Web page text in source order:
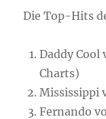
Die Top-Hits
Daddy Cool
Charts)
Mississippi
Fernando